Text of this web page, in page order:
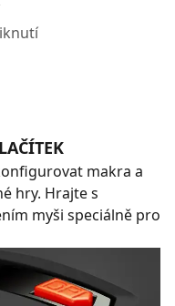
makra a
hry. Hrajte s
myši speciálně pro